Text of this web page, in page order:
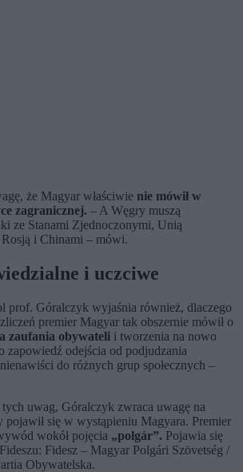
że Magyar właściwie nie mówił w
zagranicznej. – A Węgry muszą
ze Stanami Zjednoczonymi, Unią
i Chinami – mówi.
i uczciwe
prof. Góralczyk wyjaśnia również, dlaczego
premier Magyar tak obszernie mówił o
zaufania obywateli i tworzenia na nowo
zapowiedź odejścia od podjudzania
do różnych grup społecznych –
tych uwag, Góralczyk zwraca uwagę na
pojawił się w wystąpieniu Magyara. Premier
wokół pojęcia „polgár”. Pojawia się
Fidesz – Magyar Polgári Szövetség /
Obywatelska.